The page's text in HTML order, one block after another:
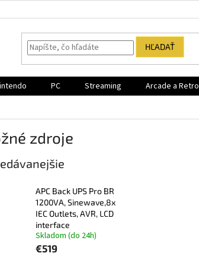
HĽADAŤ
PC Streaming Arcade a Retro
zdroje
APC Back UPS Pro BR
1200VA, Sinewave,8x
IEC Outlets, AVR, LCD
interface
Skladom (do 24h)
€519